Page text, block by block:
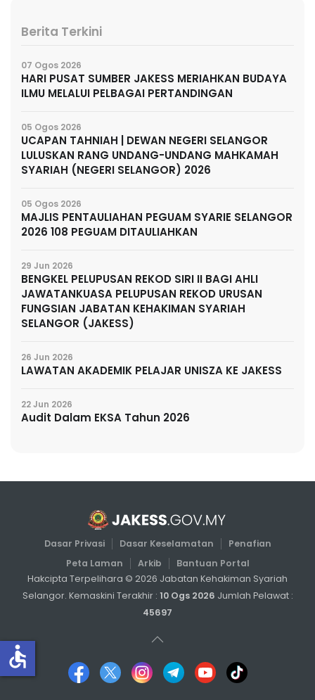
Berita Terkini
07 Ogos 2026
HARI PUSAT SUMBER JAKESS MERIAHKAN BUDAYA
ILMU MELALUI PELBAGAI PERTANDINGAN
05 Ogos 2026
UCAPAN TAHNIAH | DEWAN NEGERI SELANGOR
LULUSKAN RANG UNDANG-UNDANG MAHKAMAH
SYARIAH (NEGERI SELANGOR) 2026
05 Ogos 2026
MAJLIS PENTAULIAHAN PEGUAM SYARIE SELANGOR
2026 108 PEGUAM DITAULIAHKAN
29 Jun 2026
BENGKEL PELUPUSAN REKOD SIRI II BAGI AHLI
JAWATANKUASA PELUPUSAN REKOD URUSAN
FUNGSIAN JABATAN KEHAKIMAN SYARIAH
SELANGOR (JAKESS)
26 Jun 2026
LAWATAN AKADEMIK PELAJAR UNISZA KE JAKESS
22 Jun 2026
Audit Dalam EKSA Tahun 2026
Dasar Privasi Dasar Keselamatan
Penafian
Peta Laman
Arkib
Bantuan Portal
Hakcipta Terpelihara © 2026 Jabatan Kehakiman Syariah
Selangor. Kemaskini Terakhir : 10 Ogs 2026 Jumlah Pelawat :
45697
accessible